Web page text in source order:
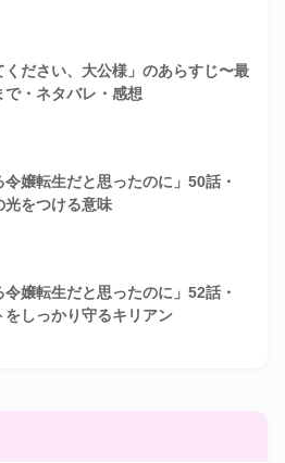
ください、大公様」のあらすじ〜最
で・ネタバレ・感想
令嬢転生だと思ったのに」50話・
光をつける意味
令嬢転生だと思ったのに」52話・
をしっかり守るキリアン